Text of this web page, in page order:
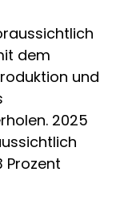
dem
und
2025
Prozent